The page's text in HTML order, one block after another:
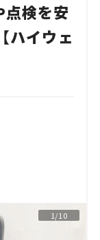
検を安
ハイウェ
1/10